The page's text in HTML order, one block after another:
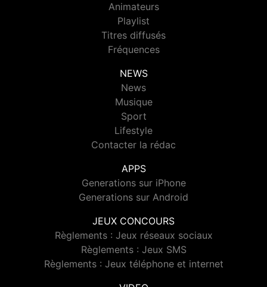
Animateurs
Playlist
Titres diffusés
Fréquences
NEWS
News
Musique
Sport
Lifestyle
Contacter la rédac
APPS
Generations sur iPhone
Generations sur Android
JEUX CONCOURS
Règlements : Jeux réseaux sociaux
Règlements : Jeux SMS
Règlements : Jeux téléphone et internet